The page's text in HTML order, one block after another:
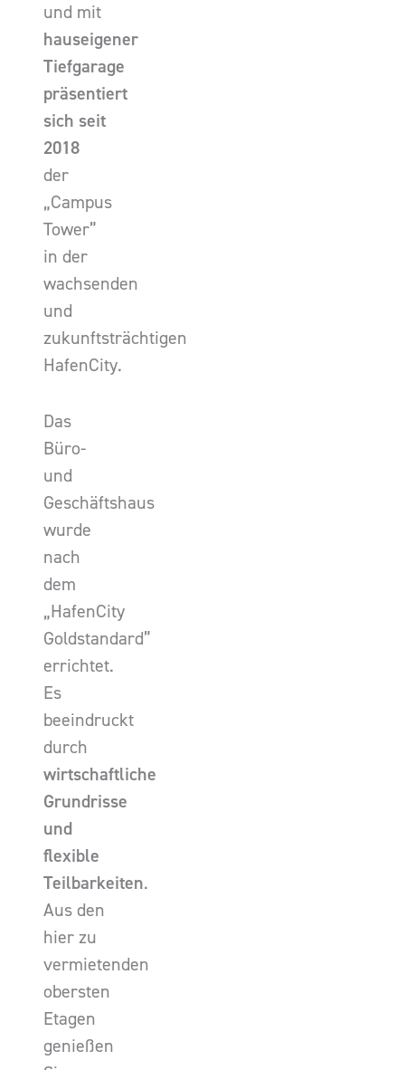
und mit
hauseigener
Tiefgarage
präsentiert
sich seit
2018
der
„Campus
Tower”
in der
wachsenden
und
zukunftsträchtigen
HafenCity.
Das
Büro-
und
Geschäftshaus
wurde
nach
dem
„HafenCity
Goldstandard”
errichtet.
Es
beeindruckt
durch
wirtschaftliche
Grundrisse
und
flexible
Teilbarkeiten.
Aus den
hier zu
vermietenden
obersten
Etagen
genießen